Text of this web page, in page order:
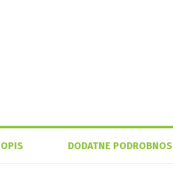
OPIS DODATNE